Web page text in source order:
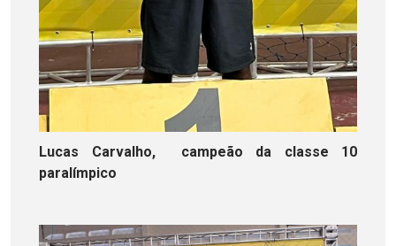
Lucas Carvalho, campeão da classe 10
paralímpico